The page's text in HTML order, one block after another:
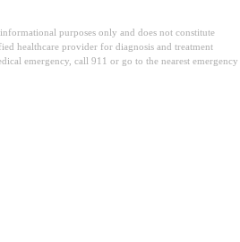
purposes only and does not constitute
healthcare provider for diagnosis and treatment
emergency, call 911 or go to the nearest emergency